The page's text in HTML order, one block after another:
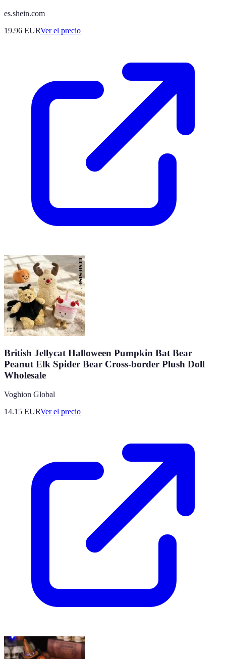
es.shein.com
19.96 EURVer el precio
British Jellycat Halloween Pumpkin Bat Bear
Peanut Elk Spider Bear Cross-border Plush Doll
Wholesale
Voghion Global
14.15 EURVer el precio